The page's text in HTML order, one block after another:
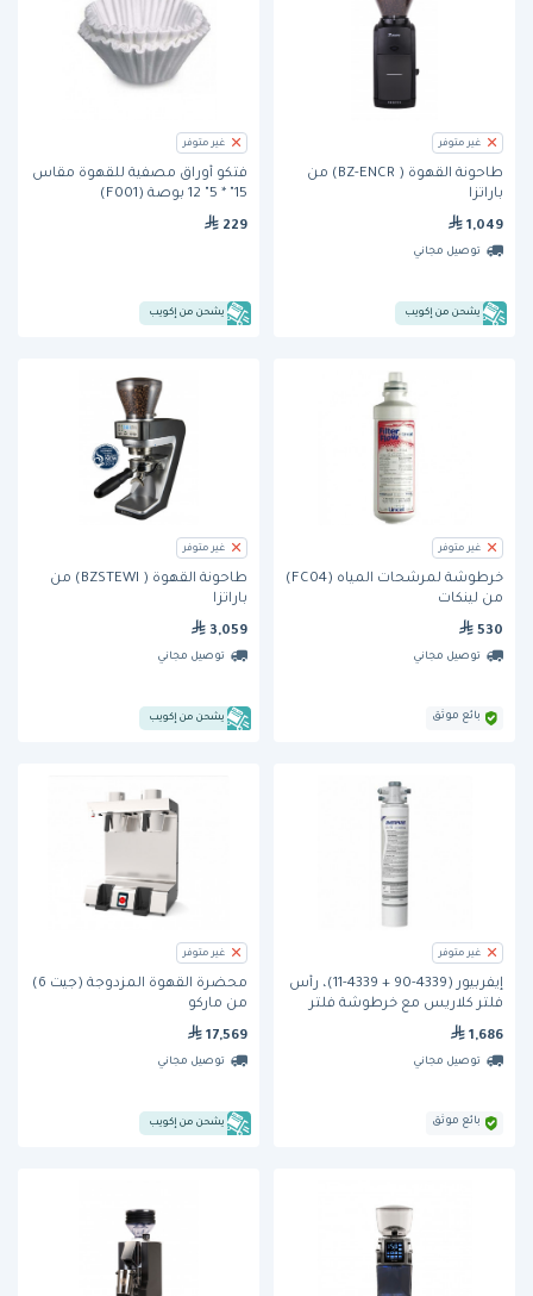
غير متوفر
طاحونة القهوة ( BZ-ENCR) من
باراتزا
1,049
توصيل مجاني
يشحن من إكويب
غير متوفر
فتكو أوراق مصفية للقهوة مقاس
15" * 5" 12 بوصة (F001)
229
يشحن من إكويب
غير متوفر
خرطوشة لمرشحات المياه (FC04)
من لينكات
530
توصيل مجاني
بائع موثق
غير متوفر
طاحونة القهوة ( BZSTEWI) من
باراتزا
3,059
توصيل مجاني
يشحن من إكويب
غير متوفر
إيفربيور (4339-90 + 4339-11)، رأس
فلتر كلاريس مع خرطوشة فلتر
كلاريس متوسطة
1,686
توصيل مجاني
بائع موثق
غير متوفر
محضرة القهوة المزدوجة (جيت 6)
من ماركو
17,569
توصيل مجاني
يشحن من إكويب